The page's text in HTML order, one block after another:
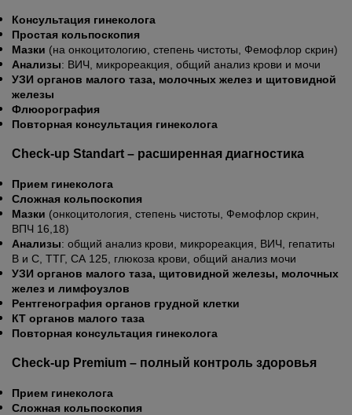
Консультация гинеколога
Простая кольпоскопия
Мазки (на онкоцитологию, степень чистоты, Фемофлор скрин)
Анализы: ВИЧ, микрореакция, общий анализ крови и мочи
УЗИ органов малого таза, молочных желез и щитовидной
железы
Флюорография
Повторная консультация гинеколога
Check-up Standart – расширенная диагностика
Прием гинеколога
Сложная кольпоскопия
Мазки (онкоцитология, степень чистоты, Фемофлор скрин,
ВПЧ 16,18)
Анализы: общий анализ крови, микрореакция, ВИЧ, гепатиты
B и C, ТТГ, СА 125, глюкоза крови, общий анализ мочи
УЗИ органов малого таза, щитовидной железы, молочных
желез и лимфоузлов
Рентгенография органов грудной клетки
КТ органов малого таза
Повторная консультация гинеколога
Check-up Premium – полный контроль здоровья
Прием гинеколога
Сложная кольпоскопия